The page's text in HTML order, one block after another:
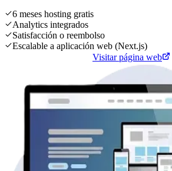
6 meses hosting gratis
Analytics integrados
Satisfacción o reembolso
Escalable a aplicación web (Next.js)
Visitar página web